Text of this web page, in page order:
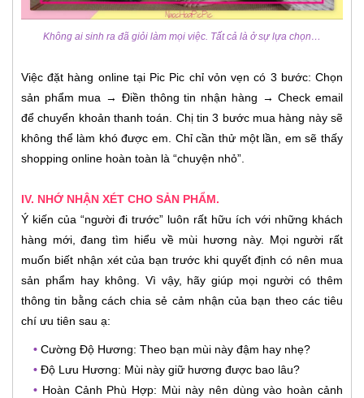
Không ai sinh ra đã giỏi làm mọi việc. Tất cả là ở sự lựa chọn…
Việc đặt hàng online tại Pic Pic chỉ vỏn vẹn có 3 bước: Chọn
sản phẩm mua → Điền thông tin nhận hàng → Check email
để chuyển khoản thanh toán. Chị tin 3 bước mua hàng này sẽ
không thể làm khó được em. Chỉ cần thử một lần, em sẽ thấy
shopping online hoàn toàn là “chuyện nhỏ”.
IV. NHỚ NHẬN XÉT CHO SẢN PHẨM.
Ý kiến của “người đi trước” luôn rất hữu ích với những khách
hàng mới, đang tìm hiểu về mùi hương này. Mọi người rất
muốn biết nhận xét của bạn trước khi quyết định có nên mua
sản phẩm hay không. Vì vậy, hãy giúp mọi người có thêm
thông tin bằng cách chia sẻ cảm nhận của bạn theo các tiêu
chí ưu tiên sau ạ:
• Cường Độ Hương: Theo bạn mùi này đậm hay nhẹ?
• Độ Lưu Hương: Mùi này giữ hương được bao lâu?
• Hoàn Cảnh Phù Hợp: Mùi này nên dùng vào hoàn cảnh